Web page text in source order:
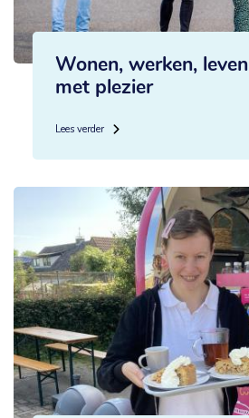
Wonen, werken, leven
met plezier
Lees verder